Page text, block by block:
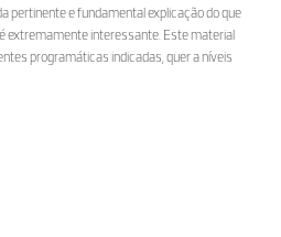
pertinente e fundamental explicação do que
extremamente interessante. Este material
programáticas indicadas, quer a níveis